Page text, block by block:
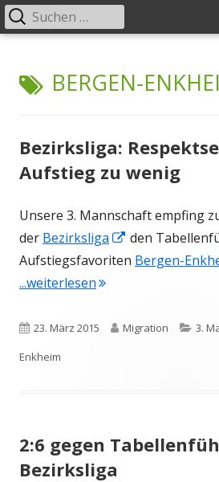
zum
Inhalt
Primäres
Suchen
nach:
SCHLAGWORT:
BERGEN-
Bezirksliga:
Aufstieg zu wenig
Unsere 3. Mannschaft empfing
der Bezirksliga
In
neuem
den
Aufstiegsfavoriten Bergen-
...weiterlesen"Bezirksliga:
Veröffentlicht
am
23. März 2015 Autor
Migration 3.
Enkheim
2:6 gegen
Bezirksliga